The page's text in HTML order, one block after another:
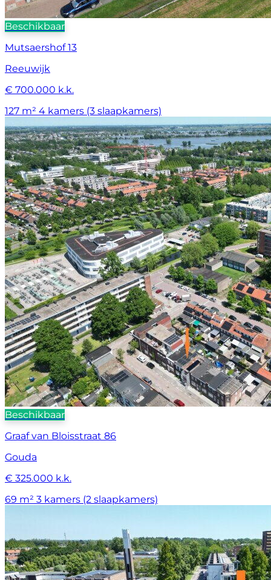
Beschikbaar
Mutsaershof 13
Reeuwijk
€ 700.000 k.k.
127 m² 4 kamers (3 slaapkamers)
Beschikbaar
Graaf van Bloisstraat 86
Gouda
€ 325.000 k.k.
69 m² 3 kamers (2 slaapkamers)